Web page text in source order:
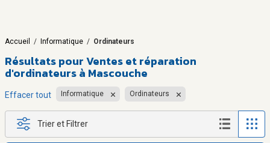
Accueil / Informatique / Ordinateurs
Résultats pourVentes et réparation
d'ordinateurs à Mascouche
Effacer tout Informatique Ordinateurs
Trier et Filtrer